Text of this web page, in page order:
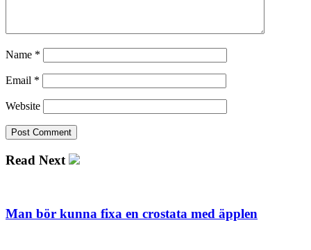
Name *
Email *
Website
Read Next
Man bör kunna fixa en crostata med äpplen